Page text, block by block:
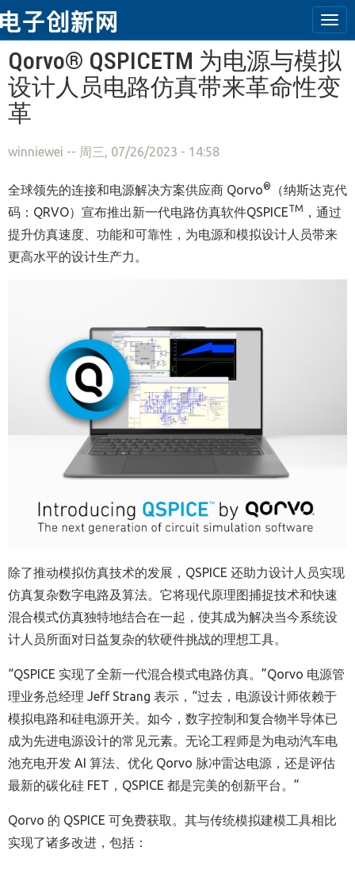
跳转到主要内容
Qorvo® QSPICETM 为电源与模拟
设计人员电路仿真带来革命性变
革
winniewei -- 周三, 07/26/2023 - 14:58
全球领先的连接和电源解决方案供应商 Qorvo®
（纳斯达克代
码：QRVO）宣布推出新一代电路仿真软件QSPICETM
，通过
提升仿真速度、功能和可靠性，为电源和模拟设计人员带来
更高水平的设计生产力。
除了推动模拟仿真技术的发展，QSPICE 还助力设计人员实现
仿真复杂数字电路及算法。它将现代原理图捕捉技术和快速
混合模式仿真独特地结合在一起，使其成为解决当今系统设
计人员所面对日益复杂的软硬件挑战的理想工具。
“QSPICE 实现了全新一代混合模式电路仿真。”Qorvo 电源管
理业务总经理 Jeff Strang 表示，“过去，电源设计师依赖于
模拟电路和硅电源开关。如今，数字控制和复合物半导体已
成为先进电源设计的常见元素。无论工程师是为电动汽车电
池充电开发 AI 算法、优化 Qorvo 脉冲雷达电源，还是评估
最新的碳化硅 FET，QSPICE 都是完美的创新平台。”
Qorvo 的 QSPICE 可免费获取。其与传统模拟建模工具相比
实现了诸多改进，包括：